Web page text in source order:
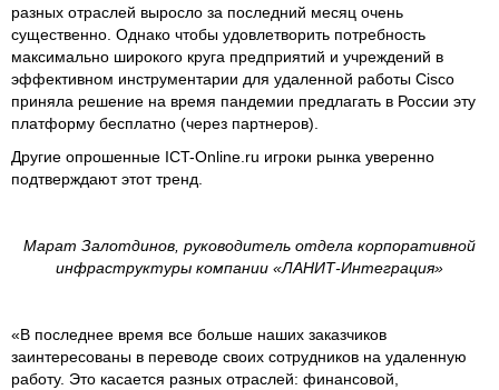
разных отраслей выросло за последний месяц очень
существенно. Однако чтобы удовлетворить потребность
максимально широкого круга предприятий и учреждений в
эффективном инструментарии для удаленной работы Cisco
приняла решение на время пандемии предлагать в России эту
платформу бесплатно (через партнеров).
Другие опрошенные ICT-Online.ru игроки рынка уверенно
подтверждают этот тренд.
Марат Залотдинов, руководитель отдела корпоративной
инфраструктуры компании «ЛАНИТ-Интеграция»
«В последнее время все больше наших заказчиков
заинтересованы в переводе своих сотрудников на удаленную
работу. Это касается разных отраслей: финансовой,